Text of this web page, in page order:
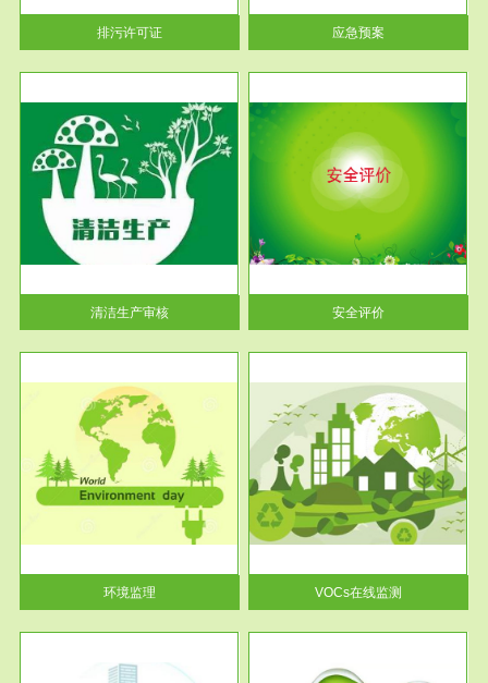
排污许可证
当按照...
应急预案
清洁生产审核
服务范围
安全评价
安全评价安全评价目的是查找、
分析和预测工程、系统、生产经
营活...
安全评价
环境监理
服务范围
VOCs在线监测
根据《重点区域大气污染防
治“十二五”规划》有机废气净化
率达...
VOCs在线监测